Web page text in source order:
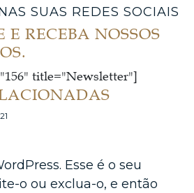
SUAS REDES SOCIAIS
E RECEBA NOSSOS
title="Newsletter"]
Esse é o seu
o ou exclua-o, e então